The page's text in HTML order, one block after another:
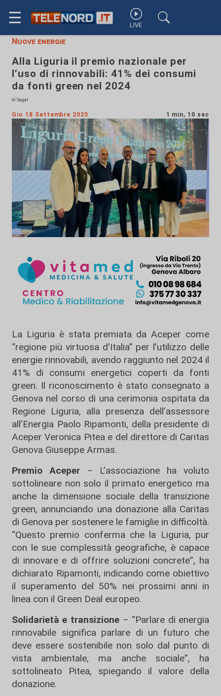
☰ LIVE
Nuove energie
Alla Liguria il premio nazionale per
l’uso di rinnovabili: 41% dei consumi
da fonti green nel 2024
di Sagal
Gio 18 Settembre 2025 1 min, 10 sec
La Liguria è stata premiata da Aceper come
“regione più virtuosa d’Italia” per l’utilizzo delle
energie rinnovabili, avendo raggiunto nel 2024 il
41% di consumi energetici coperti da fonti
green. Il riconoscimento è stato consegnato a
Genova nel corso di una cerimonia ospitata da
Regione Liguria, alla presenza dell’assessore
all’Energia Paolo Ripamonti, della presidente di
Aceper Veronica Pitea e del direttore di Caritas
Genova Giuseppe Armas.
Premio Aceper– L’associazione ha voluto
sottolineare non solo il primato energetico ma
anche la dimensione sociale della transizione
green, annunciando una donazione alla Caritas
di Genova per sostenere le famiglie in difficoltà.
“Questo premio conferma che la Liguria, pur
con le sue complessità geografiche, è capace
di innovare e di offrire soluzioni concrete”, ha
dichiarato Ripamonti, indicando come obiettivo
il superamento del 50% nei prossimi anni in
linea con il Green Deal europeo.
Solidarietà e transizione– “Parlare di energia
rinnovabile significa parlare di un futuro che
deve essere sostenibile non solo dal punto di
vista ambientale, ma anche sociale”, ha
sottolineato Pitea, spiegando il valore della
donazione.